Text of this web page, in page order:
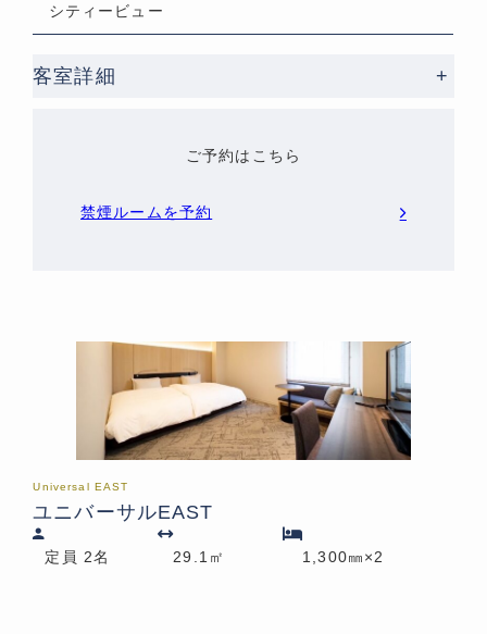
シティービュー
客室詳細 +
ご予約はこちら
禁煙ルームを予約
Universal EAST
ユニバーサルEAST
定員 2名 29.1㎡ 1,300㎜×2